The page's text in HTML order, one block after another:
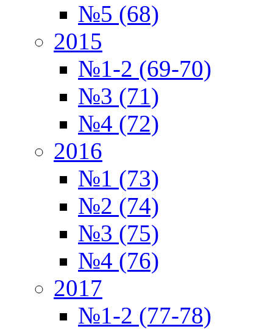
№5 (68)
2015
№1-2 (69-70)
№3 (71)
№4 (72)
2016
№1 (73)
№2 (74)
№3 (75)
№4 (76)
2017
№1-2 (77-78)